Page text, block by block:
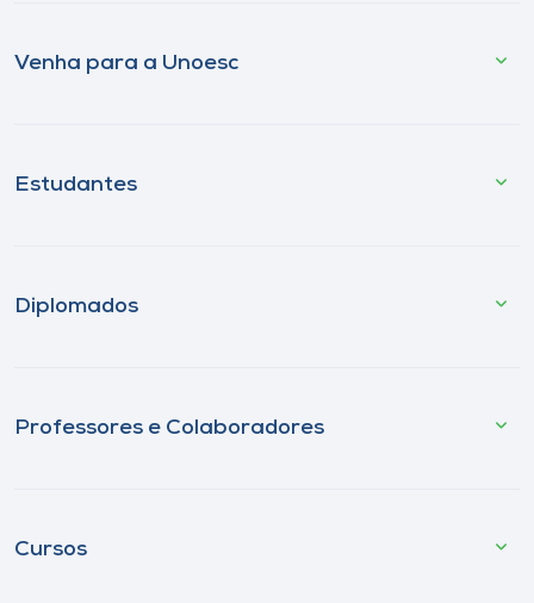
Venha para a Unoesc
Estudantes
Diplomados
Professores e Colaboradores
Cursos